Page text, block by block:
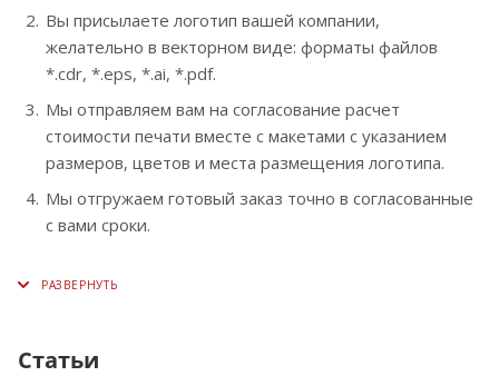
Вы присылаете логотип вашей компании,
желательно в векторном виде: форматы файлов
*.cdr, *.eps, *.ai, *.pdf.
Мы отправляем вам на согласование расчет
стоимости печати вместе с макетами с указанием
размеров, цветов и места размещения логотипа.
Мы отгружаем готовый заказ точно в согласованные
с вами сроки.
Статьи